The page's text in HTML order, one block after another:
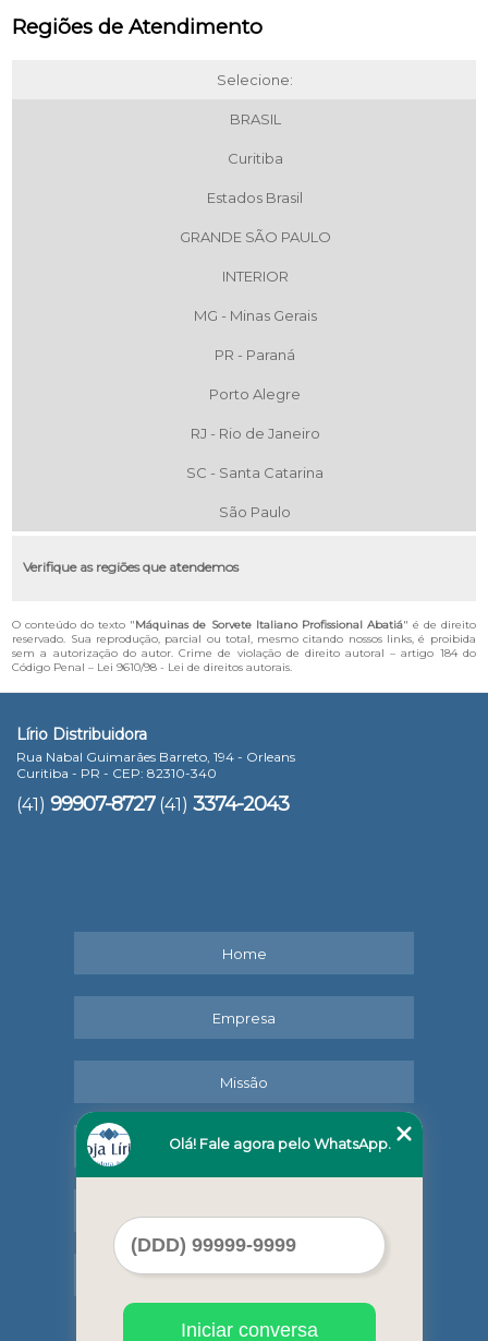
Regiões de Atendimento
Selecione:
BRASIL
Curitiba
Estados Brasil
GRANDE SÃO PAULO
INTERIOR
MG - Minas Gerais
PR - Paraná
Porto Alegre
RJ - Rio de Janeiro
SC - Santa Catarina
São Paulo
Verifique as regiões que atendemos
O conteúdo do texto "Máquinas de Sorvete Italiano Profissional Abatiá" é de direito
reservado. Sua reprodução, parcial ou total, mesmo citando nossos links, é proibida
sem a autorização do autor. Crime de violação de direito autoral – artigo 184 do
Código Penal – Lei 9610/98 - Lei de direitos autorais.
Lírio Distribuidora
Rua Nabal Guimarães Barreto, 194 - Orleans
Curitiba - PR - CEP: 82310-340
(41) 99907-8727 (41) 3374-2043
Home
Empresa
Missão
Serviços
Mapa do site
Olá! Fale agora pelo WhatsApp.
Iniciar conversa